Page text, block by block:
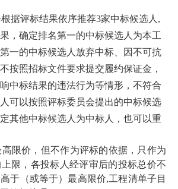
据评标结果依序推荐3家中标候选人,
，确定排名第一的中标候选人为本工
一的中标候选人放弃中标、因不可抗
按照招标文件要求提交履约保证金，
中标结果的违法行为等情形，不符合
可以按照评标委员会提出的中标候选
其他中标候选人为中标人，也可以重
限价，但不作为评标的依据，只作为
限，各投标人经评审后的投标总价不
于（或等于）最高限价,工程清单子目